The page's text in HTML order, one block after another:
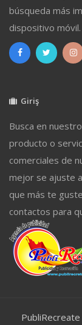
búsqueda más
dispositivo móvil.
Giriş
Busca en
producto o
comerciales de
mejor se ajuste
que más te
contactos para